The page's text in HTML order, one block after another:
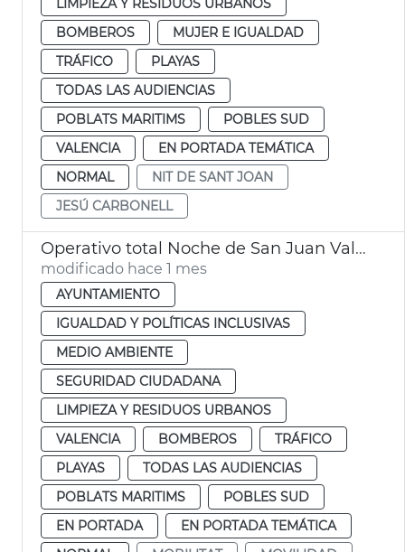
BOMBEROS
MUJER E IGUALDAD
TRÁFICO
PLAYAS
TODAS LAS AUDIENCIAS
POBLATS MARITIMS
POBLES SUD
VALENCIA
EN PORTADA TEMÁTICA
NORMAL
NIT DE SANT JOAN
JESÚ CARBONELL
Operativo total Noche de San Juan València. Movilidad, limpieza y seguridad
modificado hace 1 mes
AYUNTAMIENTO
IGUALDAD Y POLÍTICAS INCLUSIVAS
MEDIO AMBIENTE
SEGURIDAD CIUDADANA
LIMPIEZA Y RESIDUOS URBANOS
VALENCIA
BOMBEROS
TRÁFICO
PLAYAS
TODAS LAS AUDIENCIAS
POBLATS MARITIMS
POBLES SUD
EN PORTADA
EN PORTADA TEMÁTICA